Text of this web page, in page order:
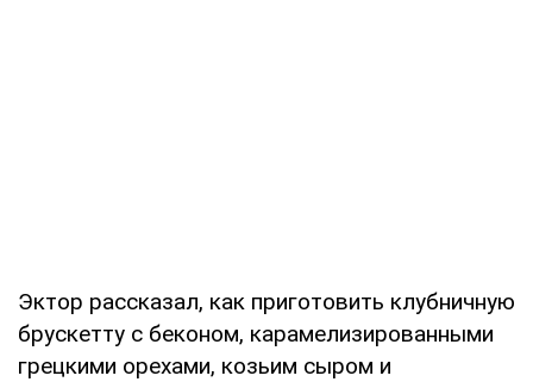
Эктор рассказал, как приготовить клубничную
брускетту с беконом, карамелизированными
грецкими орехами, козьим сыром и